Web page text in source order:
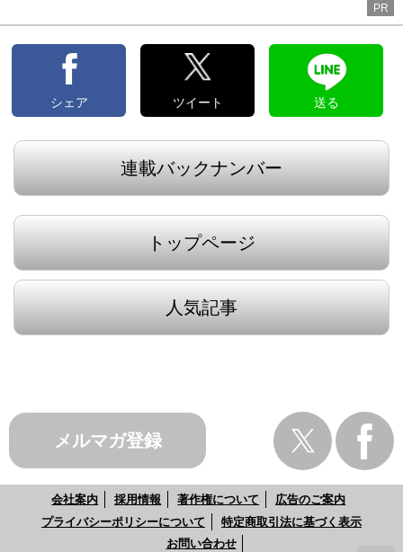
PR
シェア ツイート 送る
連載バックナンバー
トップページ
人気記事
メルマガ登録
会社案内 採用情報 著作権について
広告のご案内
プライバシーポリシーについて
特定商取引法に基づく表示
お問い合わせ